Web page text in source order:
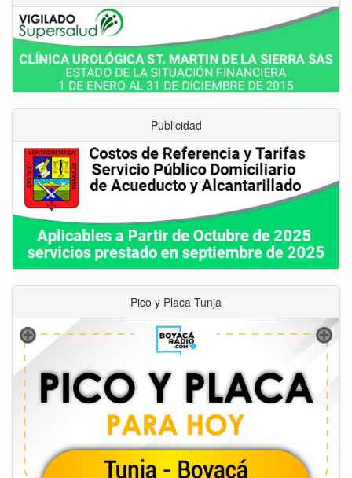
Publicidad
Pico y Placa Tunja